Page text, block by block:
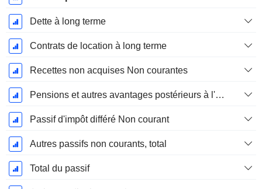
Dette à long terme
Contrats de location à long terme
Recettes non acquises Non courantes
Pensions et autres avantages postérieurs à l'emploi
Passif d'impôt différé Non courant
Autres passifs non courants, total
Total du passif